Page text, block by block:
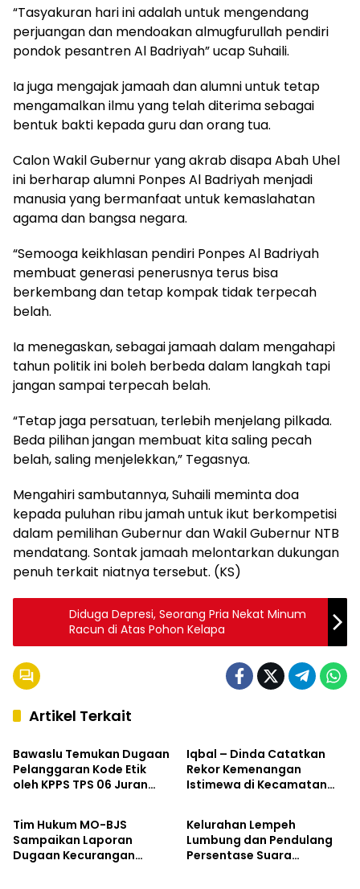
“Tasyakuran hari ini adalah untuk mengendang
perjuangan dan mendoakan almugfurullah pendiri
pondok pesantren Al Badriyah” ucap Suhaili.
Ia juga mengajak jamaah dan alumni untuk tetap
mengamalkan ilmu yang telah diterima sebagai
bentuk bakti kepada guru dan orang tua.
Calon Wakil Gubernur yang akrab disapa Abah Uhel
ini berharap alumni Ponpes Al Badriyah menjadi
manusia yang bermanfaat untuk kemaslahatan
agama dan bangsa negara.
“Semooga keikhlasan pendiri Ponpes Al Badriyah
membuat generasi penerusnya terus bisa
berkembang dan tetap kompak tidak terpecah
belah.
Ia menegaskan, sebagai jamaah dalam mengahapi
tahun politik ini boleh berbeda dalam langkah tapi
jangan sampai terpecah belah.
“Tetap jaga persatuan, terlebih menjelang pilkada.
Beda pilihan jangan membuat kita saling pecah
belah, saling menjelekkan,” Tegasnya.
Mengahiri sambutannya, Suhaili meminta doa
kepada puluhan ribu jamah untuk ikut berkompetisi
dalam pemilihan Gubernur dan Wakil Gubernur NTB
mendatang. Sontak jamaah melontarkan dukungan
penuh terkait niatnya tersebut. (KS)
Diduga Depresi, Seorang Pria Nekat Minum
Racun di Atas Pohon Kelapa
Artikel Terkait
Hukum & Kriminal
Bawaslu Temukan Dugaan
Pelanggaran Kode Etik
oleh KPPS TPS 06 Juran
Iqbal – Dinda Catatkan
Rekor Kemenangan
Istimewa di Kecamatan
Kabar Pilkada
Tim Hukum MO-BJS
Sampaikan Laporan
Dugaan Kecurangan
Kabar Pilkada
Kelurahan Lempeh
Lumbung dan Pendulang
Persentase Suara
Kabar Pilkada Kabar Pilkada